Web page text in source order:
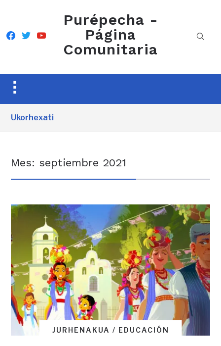
facebook
twitteryoutube
Purépecha -
Página
Comunitaria
Toggle
&
Ukorhexati
Mes: septiembre 2021
JURHENAKUA / EDUCACIÓN